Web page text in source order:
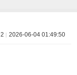
2 2026-06-04 01:49:50